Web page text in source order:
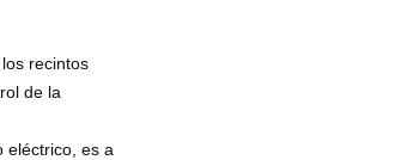
recintos
de la
eléctrico, es a